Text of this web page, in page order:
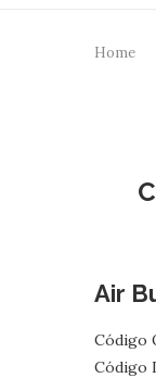
Home
Air
Código
Código